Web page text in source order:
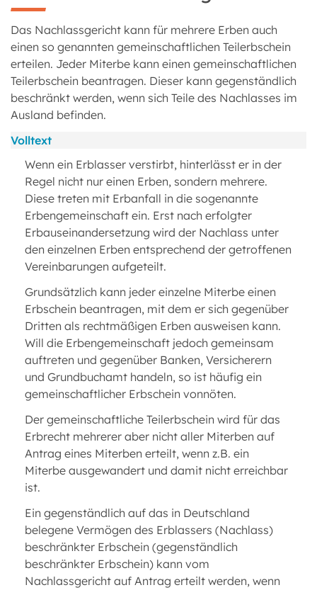
Das Nachlassgericht kann für mehrere Erben auch
einen so genannten gemeinschaftlichen Teilerbschein
erteilen. Jeder Miterbe kann einen gemeinschaftlichen
Teilerbschein beantragen. Dieser kann gegenständlich
beschränkt werden, wenn sich Teile des Nachlasses im
Ausland befinden.
Volltext
Wenn ein Erblasser verstirbt, hinterlässt er in der
Regel nicht nur einen Erben, sondern mehrere.
Diese treten mit Erbanfall in die sogenannte
Erbengemeinschaft ein. Erst nach erfolgter
Erbauseinandersetzung wird der Nachlass unter
den einzelnen Erben entsprechend der getroffenen
Vereinbarungen aufgeteilt.
Grundsätzlich kann jeder einzelne Miterbe einen
Erbschein beantragen, mit dem er sich gegenüber
Dritten als rechtmäßigen Erben ausweisen kann.
Will die Erbengemeinschaft jedoch gemeinsam
auftreten und gegenüber Banken, Versicherern
und Grundbuchamt handeln, so ist häufig ein
gemeinschaftlicher Erbschein vonnöten.
Der gemeinschaftliche Teilerbschein wird für das
Erbrecht mehrerer aber nicht aller Miterben auf
Antrag eines Miterben erteilt, wenn z.B. ein
Miterbe ausgewandert und damit nicht erreichbar
ist.
Ein gegenständlich auf das in Deutschland
belegene Vermögen des Erblassers (Nachlass)
beschränkter Erbschein (gegenständlich
beschränkter Erbschein) kann vom
Nachlassgericht auf Antrag erteilt werden, wenn